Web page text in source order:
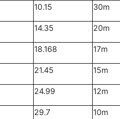
10.15 30m
14.35 20m
18.168 17m
21.45 15m
24.99 12m
29.7 10m